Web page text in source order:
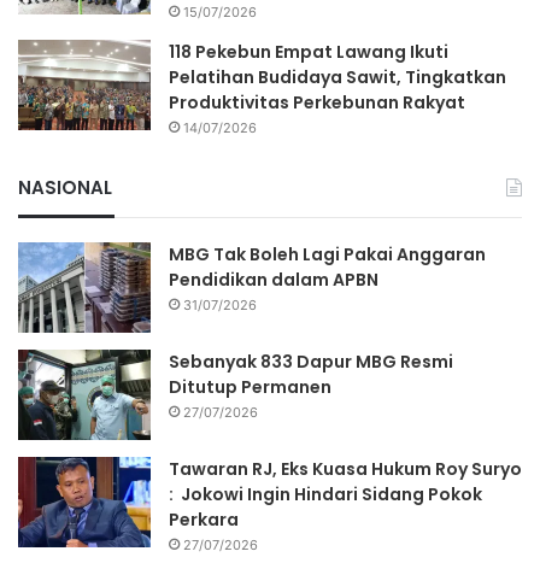
15/07/2026
118 Pekebun Empat Lawang Ikuti
Pelatihan Budidaya Sawit, Tingkatkan
Produktivitas Perkebunan Rakyat
14/07/2026
NASIONAL
MBG Tak Boleh Lagi Pakai Anggaran
Pendidikan dalam APBN
31/07/2026
Sebanyak 833 Dapur MBG Resmi
Ditutup Permanen
27/07/2026
Tawaran RJ, Eks Kuasa Hukum Roy Suryo
: Jokowi Ingin Hindari Sidang Pokok
Perkara
27/07/2026